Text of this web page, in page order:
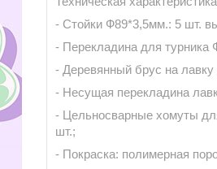
- Стойки Ф89*3,5мм.: 5 шт.
- Перекладина для
- Деревянный брус на
- Несущая перекладина
- Цельносварные хомуты
шт.;
- Покраска: полимерная